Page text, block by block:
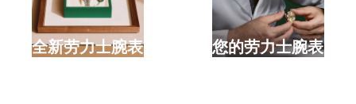
选购全新劳力士腕表 检修您的劳力士腕表